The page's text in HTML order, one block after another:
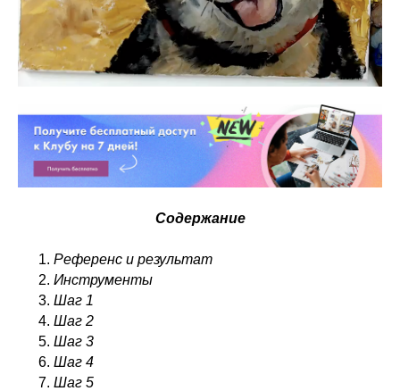
Содержание
Референс и результат
Инструменты
Шаг 1
Шаг 2
Шаг 3
Шаг 4
Шаг 5